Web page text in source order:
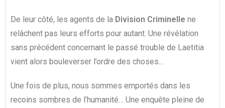
De leur côté, les agents de la Division Criminelle ne
relâchent pas leurs efforts pour autant. Une révélation
sans précédent concernant le passé trouble de Laetitia
vient alors bouleverser l’ordre des choses…
Une fois de plus, nous sommes emportés dans les
recoins sombres de l’humanité… Une enquête pleine de